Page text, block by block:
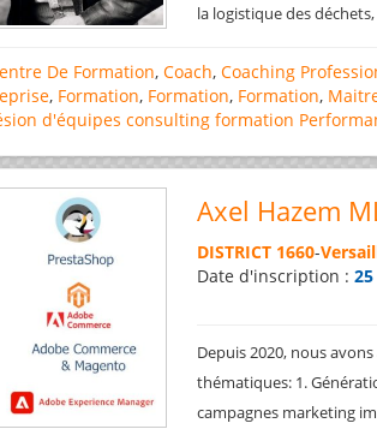
la logistique des
De Formation, Coach, Coaching
, Formation, Formation, Formation,
d'équipes consulting formation
Axel Hazem
DISTRICT 1660-
Date d'inscription :
Depuis 2020, nous
thématiques: 1.
campagnes marketing